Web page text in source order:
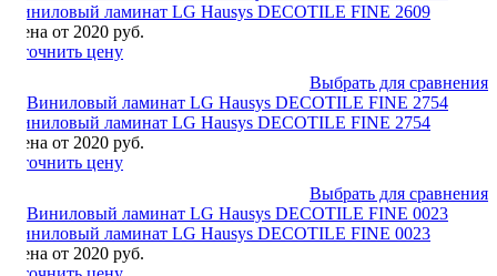
Виниловый ламинат LG Hausys DECOTILE FINE 2609
Цена от 2020 руб.
Уточнить цену
Выбрать для сравнения
Виниловый ламинат LG Hausys DECOTILE FINE 2754
Цена от 2020 руб.
Уточнить цену
Выбрать для сравнения
Виниловый ламинат LG Hausys DECOTILE FINE 0023
Цена от 2020 руб.